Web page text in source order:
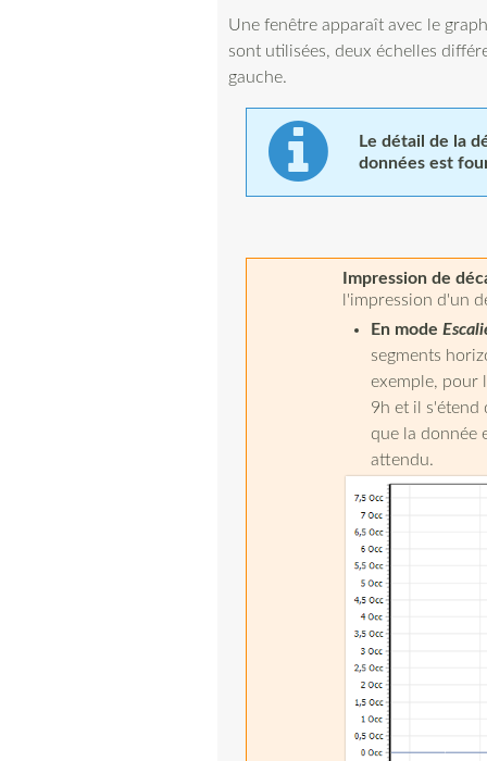
Une fenêtre apparaît avec le
sont utilisées, deux échelles
gauche.
Le détail de la
données est
Impression de
l'impression d'un
En mode
segments
exemple, pour
9h et il s'étend
que la donnée
attendu.